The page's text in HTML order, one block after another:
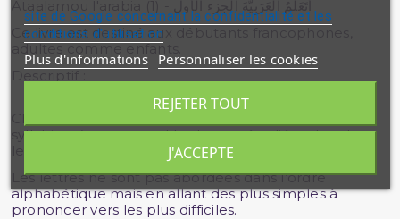
Ce livre est destiné aux débutants francophones,
adultes comme enfants.
Chaque leçon est dédiée à une lettre (méthode
syllabique), et reprend les lettres étudiées dans les
leçons précédentes (pédagogie spiralaire).
Les lettres ne sont pas abordées dans l’ordre
alphabétique mais en allant des plus simples à
prononcer vers les plus difficiles.
site de Google concernant la confidentialité et les
conditions d'utilisation
Plus d'informations Personnaliser les cookies
REJETER TOUT
J'ACCEPTE